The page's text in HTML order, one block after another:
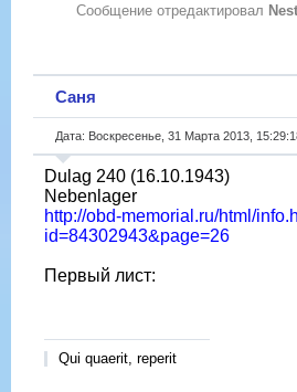
Сообщение отредактировал
Саня
Дата: Воскресенье, 31 Марта 2013,
Dulag 240 (16.10.1943)
Nebenlager
http://obd-memorial.ru/html/
id=84302943&page=26
Первый лист:
Qui quaerit, reperit